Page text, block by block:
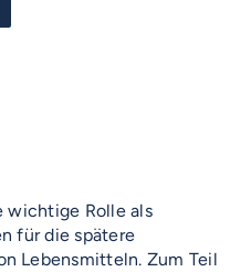
wichtige Rolle als
für die spätere
Lebensmitteln. Zum Teil